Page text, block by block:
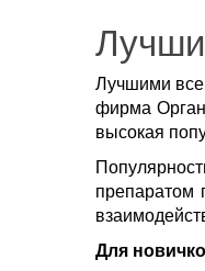
Лучшими
фирма
высокая
препаратом
Для